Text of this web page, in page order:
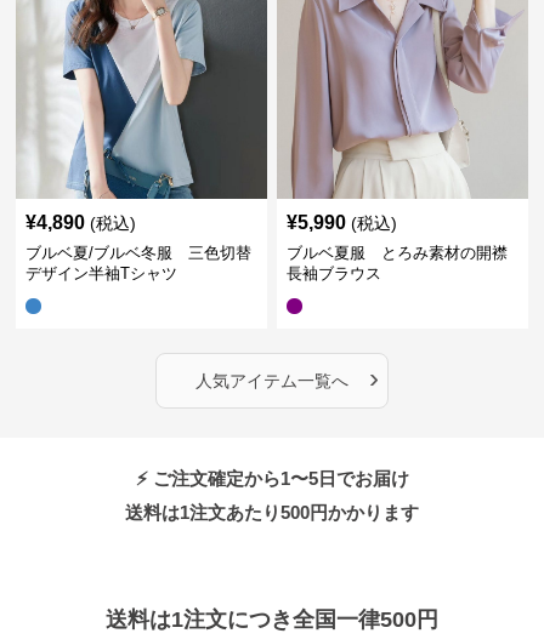
¥4,890 (税込)
ブルベ夏/ブルベ冬服 三色切替
デザイン半袖Tシャツ
¥5,990 (税込)
ブルベ夏服 とろみ素材の開襟
長袖ブラウス
人気アイテム一覧へ ›
⚡ ご注文確定から1〜5日でお届け
送料は1注文あたり500円かかります
送料は1注文につき全国一律500円